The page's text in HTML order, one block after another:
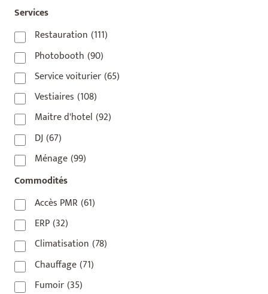
75014
75015 (3)
75016(14)
75017(2)
75018(7)
75019(4)
75020
92110(1)
92800(1)
93
(1)
93 420(1)
93100(1)
93200
93500 (1)
Services
Restauration (111)
Photobooth (90)
Service voiturier(65)
Vestiaires (108)
Maitre d'hotel (92)
DJ(67)
Ménage(99)
Commodités
Accès PMR (61)
ERP(32)
Climatisation (78)
Chauffage(71)
Fumoir(35)